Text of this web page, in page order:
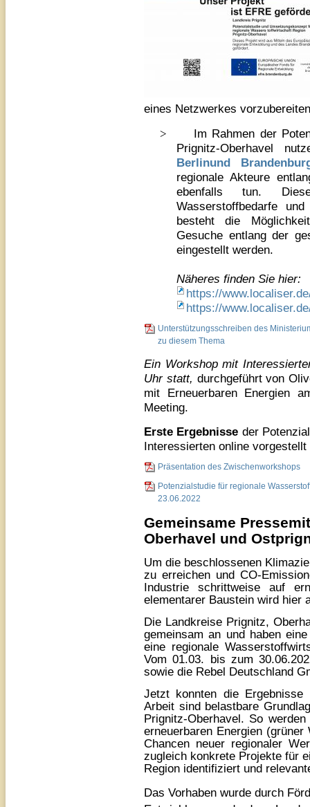
eines Netzwerkes
>
Im Rahmen der
Prignitz-Oberhavel
Berlinund
regionale Akteure
ebenfalls tun.
Wasserstoffbedarfe
besteht die
Gesuche entlang der
eingestellt werden.
Näheres finden Sie hier:
https://
https://
Unterstützungsschreiben des
zu diesem Thema
Ein Workshop mit
Uhr statt, durchgeführt von
mit Erneuerbaren Energien
Meeting.
Erste Ergebnisse der
Interessierten online vorgestellt
Präsentation des Zwischenworkshops
Potenzialstudie für regionale
23.06.2022
Gemeinsame
Oberhavel und
Um die beschlossenen
zu erreichen und CO-
Industrie schrittweise auf
elementarer Baustein wird hier
Die Landkreise Prignitz,
gemeinsam an und haben
eine regionale
Vom 01.03. bis zum
sowie die Rebel Deutschland
Jetzt konnten die
Arbeit sind belastbare
Prignitz-Oberhavel. So
erneuerbaren Energien
Chancen neuer regionaler
zugleich konkrete Projekte für
Region identifiziert und
Das Vorhaben wurde durch